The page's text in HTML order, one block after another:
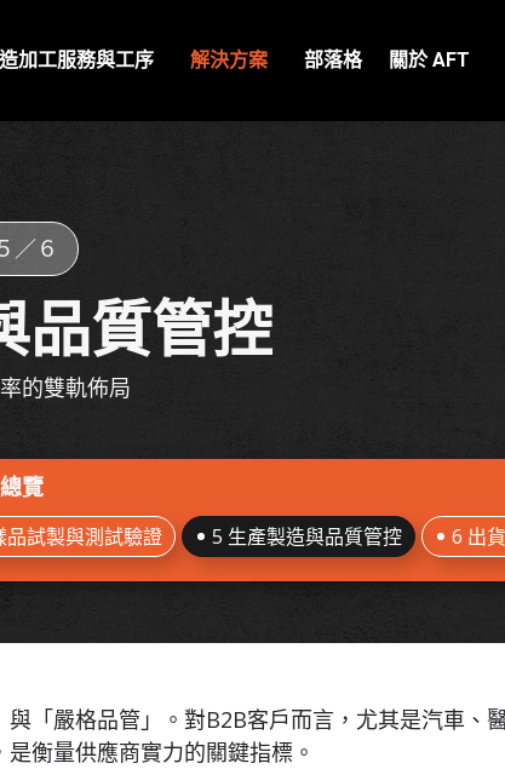
加工服務與工序 解決方案 部落格 關於 AFT
／６
品質管控
的雙軌佈局
覽
品試製與測試驗證 5 生產製造與品質管控 6 出
「嚴格品管」。對B2B客戶而言，尤其是汽車、
衡量供應商實力的關鍵指標。